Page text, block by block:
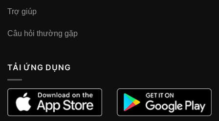
Trợ giúp
Câu hỏi thường gặp
TẢI ỨNG DỤNG